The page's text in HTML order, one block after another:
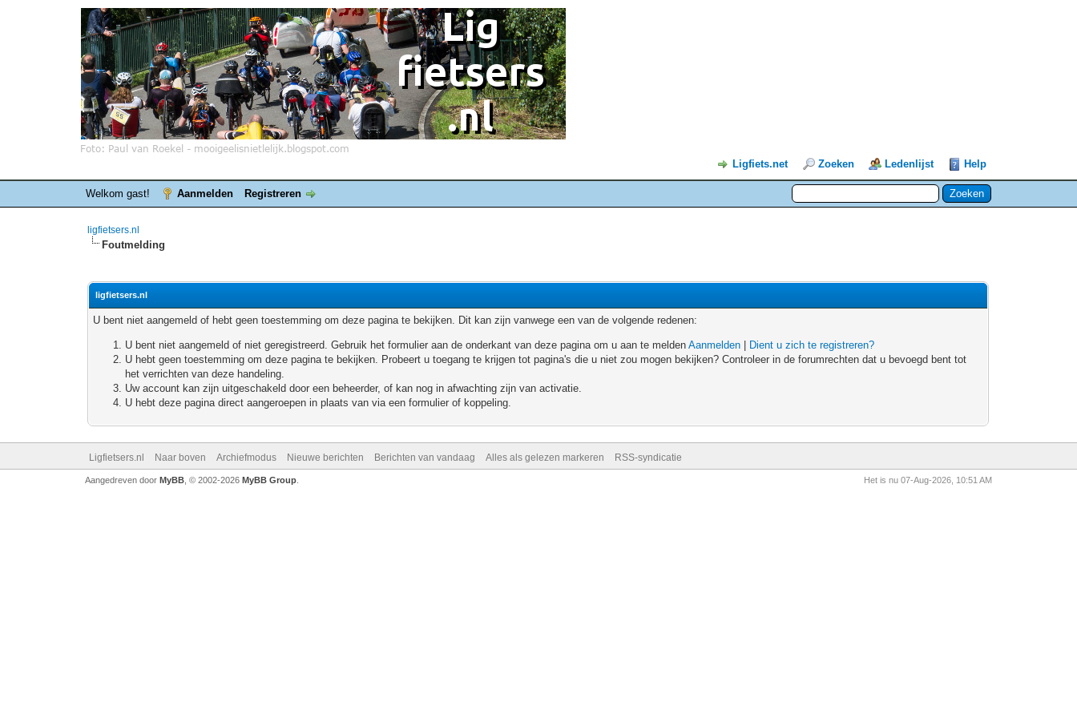
Ligfiets.net Zoeken Ledenlijst Help
Welkom gast! Aanmelden Registreren
ligfietsers.nl
Foutmelding
ligfietsers.nl
U bent niet aangemeld of hebt geen toestemming om deze pagina te bekijken. Dit kan zijn vanwege een van de volgende redenen:
U bent niet aangemeld of niet geregistreerd. Gebruik het formulier aan de onderkant van deze pagina om u aan te meldenAanmelden
Dient u zich te registreren?
U hebt geen toestemming om deze pagina te bekijken. Probeert u toegang te krijgen tot pagina's die u niet zou mogen bekijken? Controleer in de forumrechten dat u bevoegd bent tot
het verrichten van deze handeling.
Uw account kan zijn uitgeschakeld door een beheerder, of kan nog in afwachting zijn van activatie.
U hebt deze pagina direct aangeroepen in plaats van via een formulier of koppeling.
Ligfietsers.nl Naar boven Archiefmodus Nieuwe berichten Berichten van vandaag Alles als gelezen markeren RSS-syndicatie
Het is nu 07-Aug-2026, 10:51 AM
Aangedreven door MyBB, © 2002-2026 MyBB Group.